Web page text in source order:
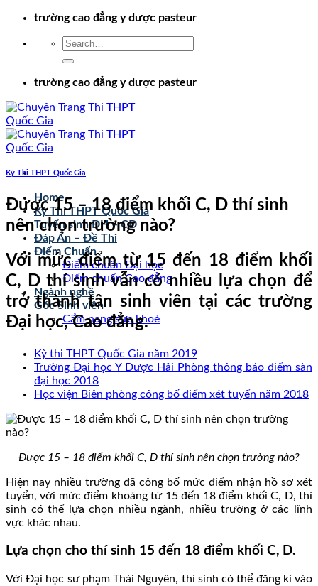
Chuyểntrường cao đẳng y dược pasteur
trường cao đẳng y dược pasteur
Home
Kỳ Thi THPT Quốc Gia
Tuyển sinh ĐH – CĐ
Đáp Án – Đề Thi
Điểm Chuẩn
Điểm chuẩn Đại học
Điểm chuẩn Cao đẳng
Ngành nghề
Góc Sinh viên
Cẩm nang sức khoẻ
Kỳ Thi THPT Quốc Gia
Được 15 – 18 điểm khối C, D thí sinh
nên chọn trường nào?
Với mức điểm từ 15 đến 18 điểm khối
C, D thí sinh vẫn có nhiều lựa chọn để
trở thành tân sinh viên tại các trường
Đại học, Cao đẳng.
Kỳ thi THPT Quốc Gia năm 2019
Trường Đại học Y Dược Hải Phòng thông báo điểm sàn
đại học 2018
Học viện Biên phòng công bố điểm xét tuyển năm 2018
Được 15 – 18 điểm khối C, D thí sinh nên chọn trường nào?
Hiện nay nhiều trường đã công bố mức điểm nhận hồ sơ xét
tuyển, với mức điểm khoảng từ 15 đến 18 điểm khối C, D, thí
sinh có thể lựa chọn nhiều ngành, nhiều trường ở các lĩnh
vực khác nhau.
Lựa chọn cho thí sinh 15 đến 18 điểm khối C, D.
Với Đại học sư phạm Thái Nguyên, thí sinh có thể đăng kí vào